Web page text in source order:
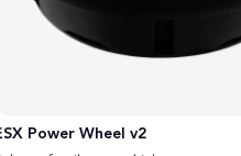
Power Wheel v2